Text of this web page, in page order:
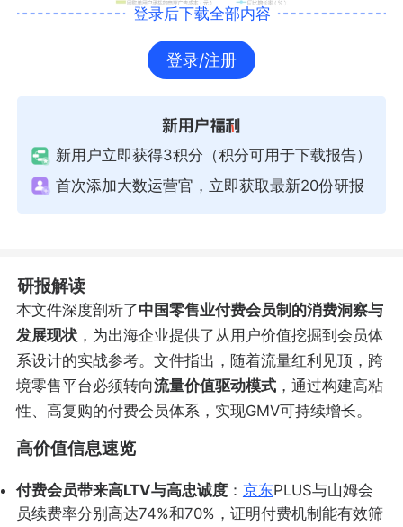
登录后下载全部内容
登录/注册
新用户立即获得3积分（积分可用于下载报告）
首次添加大数运营官，立即获取最新20份研报
研报解读
本文件深度剖析了中国零售业付费会员制的消费洞察与
发展现状，为出海企业提供了从用户价值挖掘到会员体
系设计的实战参考。文件指出，随着流量红利见顶，跨
境零售平台必须转向流量价值驱动模式，通过构建高粘
性、高复购的付费会员体系，实现GMV可持续增长。
高价值信息速览
付费会员带来高LTV与高忠诚度： 京东PLUS与山姆会
员续费率分别高达74%和70%，证明付费机制能有效筛